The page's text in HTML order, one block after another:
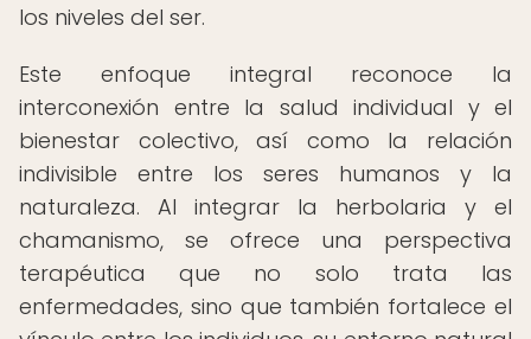
los niveles del ser.
Este enfoque integral reconoce la
interconexión entre la salud individual y el
bienestar colectivo, así como la relación
indivisible entre los seres humanos y la
naturaleza. Al integrar la herbolaria y el
chamanismo, se ofrece una perspectiva
terapéutica que no solo trata las
enfermedades, sino que también fortalece el